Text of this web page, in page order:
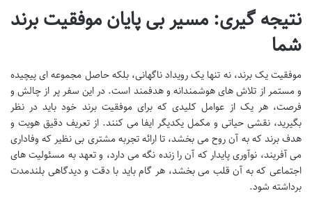
نتیجه گیری: مسیر بی پایان موفقیت برند
شما
موفقیت یک برند، نه تنها یک رویداد ناگهانی، بلکه حاصل مجموعه ای پیچیده
و مستمر از تلاش های هوشمندانه و هدفمند است. در این سفر پر از چالش و
فرصت، هر یک از عوامل کلیدی که برای موفقیت برند خود باید در نظر
بگیرید، نقشی حیاتی و مکمل یکدیگر ایفا می کنند. از تعریف دقیق هویت و
هدف برند که به آن روح می بخشد، تا ارائه تجربه مشتری بی نظیر که وفاداری
می آفریند، نوآوری پایدار که آن را زنده نگه می دارد، و تعهد به مسئولیت های
اجتماعی که به آن قلب می بخشد، هر گام باید با دقت و دیدگاهی بلندمدت
برداشته شود.